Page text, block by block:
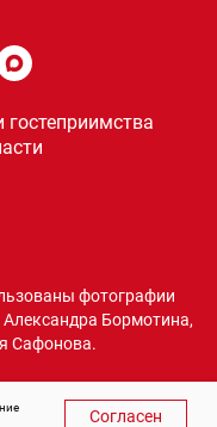
фотографии
Бормотина,
Сафонова.
Согласен